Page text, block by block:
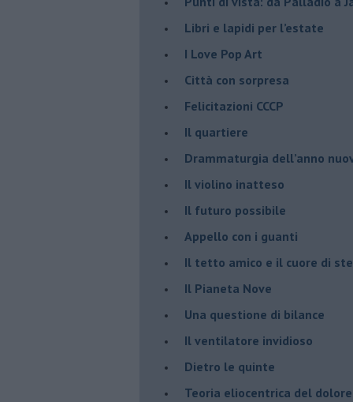
​Libri e lapidi per l’estate
​I Love Pop Art
Città con sorpresa
Felicitazioni CCCP
​Il quartiere
​Drammaturgia dell’anno
​Il violino inatteso
​Il futuro possibile
​Appello con i guanti
​Il tetto amico e il cuore di
​Il Pianeta Nove
​Una questione di bilance
​Il ventilatore invidioso
​Dietro le quinte
​Teoria eliocentrica del dolore